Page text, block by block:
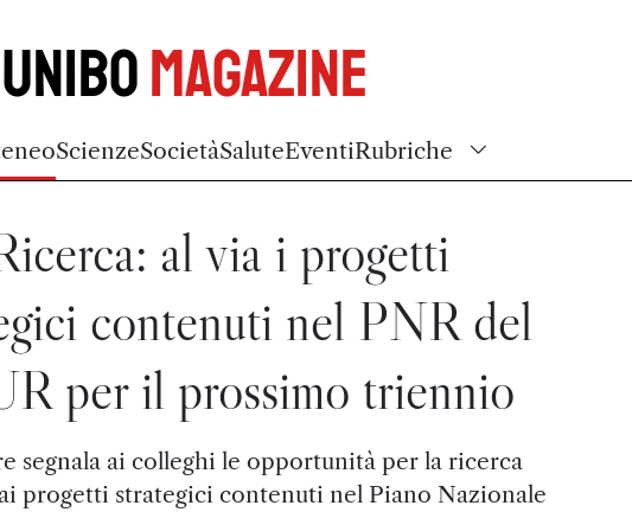
UniboMagazine
ScienzeSocietàSaluteEventiRubriche
al via i progetti
contenuti nel PNR del
per il prossimo triennio
segnala ai colleghi le opportunità per la ricerca
progetti strategici contenuti nel Piano Nazionale